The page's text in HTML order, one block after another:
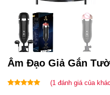
Âm Đạo Giả Gắn
(1 đánh giá của